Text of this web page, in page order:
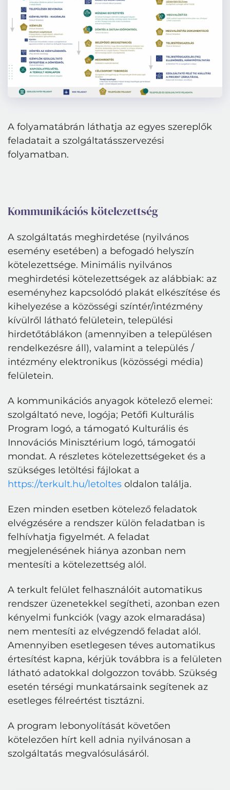
A folyamatábrán láthatja az egyes szereplők
feladatait a szolgáltatásszervezési
folyamatban.
Kommunikációs kötelezettség
A szolgáltatás meghirdetése (nyilvános
esemény esetében) a befogadó helyszín
kötelezettsége. Minimális nyilvános
meghirdetési kötelezettségek az alábbiak: az
eseményhez kapcsolódó plakát elkészítése és
kihelyezése a közösségi színtér/intézmény
kívülről látható felületein, települési
hirdetőtáblákon (amennyiben a településen
rendelkezésre áll), valamint a település /
intézmény elektronikus (közösségi média)
felületein.
A kommunikációs anyagok kötelező elemei:
szolgáltató neve, logója; Petőfi Kulturális
Program logó, a támogató Kulturális és
Innovációs Minisztérium logó, támogatói
mondat. A részletes kötelezettségeket és a
szükséges letöltési fájlokat a
https://terkult.hu/letoltes oldalon találja.
Ezen minden esetben kötelező feladatok
elvégzésére a rendszer külön feladatban is
felhívhatja figyelmét. A feladat
megjelenésének hiánya azonban nem
mentesíti a kötelezettség alól.
A terkult felület felhasználóit automatikus
rendszer üzenetekkel segítheti, azonban ezen
kényelmi funkciók (vagy azok elmaradása)
nem mentesíti az elvégzendő feladat alól.
Amennyiben esetlegesen téves automatikus
értesítést kapna, kérjük továbbra is a felületen
látható adatokkal dolgozzon tovább. Szükség
esetén térségi munkatársaink segítenek az
esetleges félreértést tisztázni.
A program lebonyolítását követően
kötelezően hírt kell adnia nyilvánosan a
szolgáltatás megvalósulásáról.